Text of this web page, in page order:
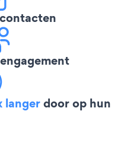
langerdoor op hun